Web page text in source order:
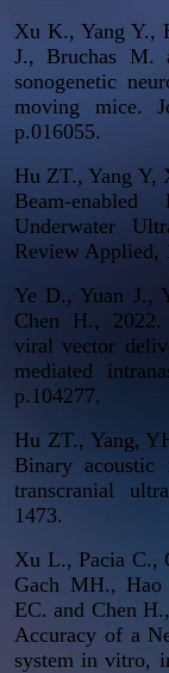
Xu K., Yang Y.,
J., Bruchas M.
sonogenetic
moving mice.
p.016055.
Hu ZT., Yang Y,
Beam-
Underwater
Review Applied,
Ye D., Yuan J.,
Chen H., 2022.
viral vector
mediated
p.104277.
Hu ZT., Yang,
Binary acoustic
transcranial
1473.
Xu L., Pacia C.,
Gach MH.,
EC. and Chen
Accuracy of a
system in vitro,